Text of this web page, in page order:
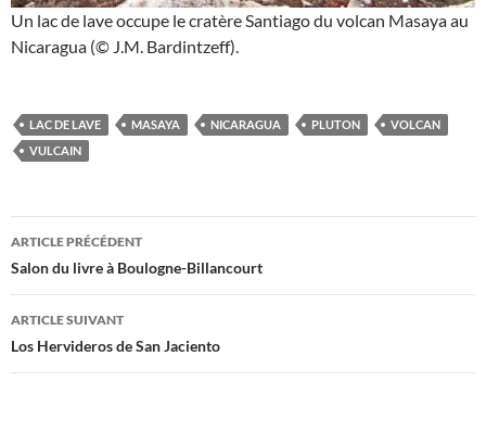
Un lac de lave occupe le cratère Santiago du volcan Masaya au
Nicaragua (© J.M. Bardintzeff).
LAC DE LAVE MASAYA NICARAGUA PLUTON
VOLCAN
VULCAIN
Navigation
des
articles
ARTICLE PRÉCÉDENT
Salon du livre à Boulogne-Billancourt
ARTICLE SUIVANT
Los Hervideros de San Jaciento